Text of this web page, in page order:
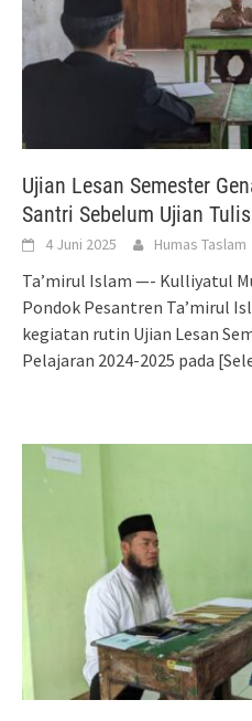
Ujian Lesan Semester
Santri Sebelum Ujian
4 Juni 2025 Humas Taslam
Ta’mirul Islam —- Kulliyatul
Pondok Pesantren Ta’mirul
kegiatan rutin Ujian Lesan
Pelajaran 2024-2025 pada